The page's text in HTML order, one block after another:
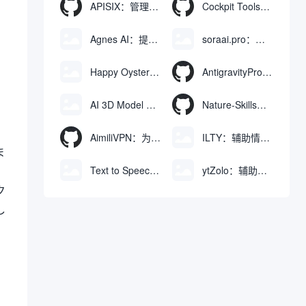
APISIX：管理和代理API及大模型流量的高性能网关 Cockpit Tools：管理多个AI编程IDE账号与配置多开独立实例的本地桌面应用
Agnes AI：提供全模态模型免费API、支持图文视频生成与复杂工程执行的智能体平台 soraai.pro：支持多模型文字转视频和图像生成的在线创作工具
Happy Oyster AI：生成可交互式3D虚拟世界与视频的大模型 AntigravityProxyLauncher：免TUN全局代理使用Antigravity IDE
AI 3D Model Generator：通过文本和图像快速生成3D模型的在线工具 Nature-Skills：辅助撰写学术论文和绘制科研图表的智能体插件
AimiliVPN：为Linux提供纯净出站家庭IP的VPN代理网关 ILTY：辅助情绪疏导与提供行动建议的AI陪伴工具
Text to Speech AI：支持多说话人与情感控制的文字转语音工具 ytZolo：辅助创建和优化YouTube视频内容的生成工具